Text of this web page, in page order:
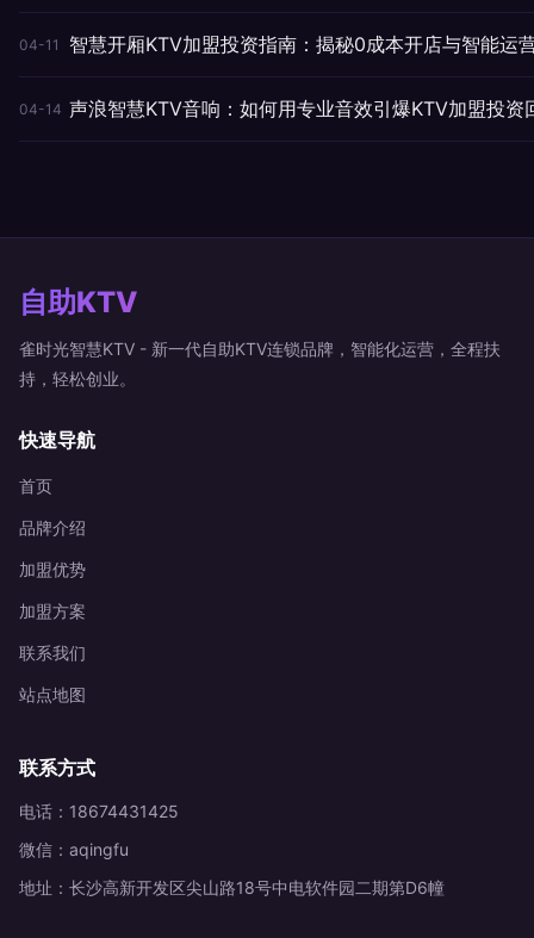
04-11 智慧开厢KTV加盟投资指南：揭秘0成本开店与智能运
04-14 声浪智慧KTV音响：如何用专业音效引爆KTV加盟投资
自助KTV
雀时光智慧KTV - 新一代自助KTV连锁品牌，智能化运营，全程扶
持，轻松创业。
快速导航
首页
品牌介绍
加盟优势
加盟方案
联系我们
站点地图
联系方式
电话：18674431425
微信：aqingfu
地址：长沙高新开发区尖山路18号中电软件园二期第D6幢